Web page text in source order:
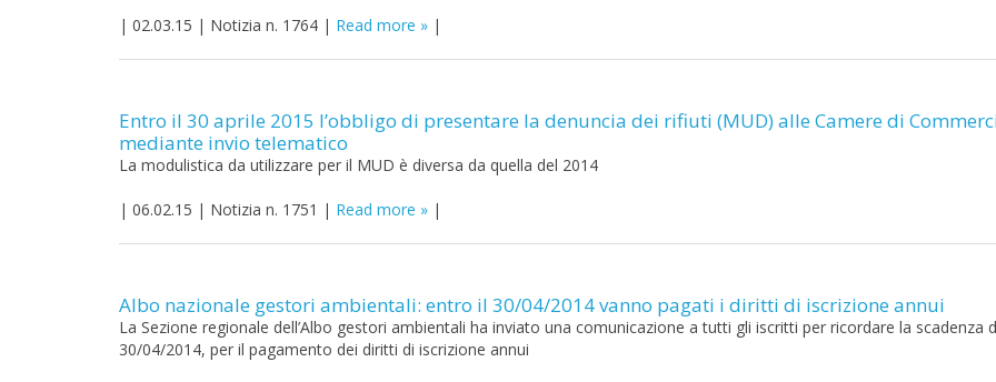
| 02.03.15 | Notizia n. 1764 | Read more |
Entro il 30 aprile 2015 l’obbligo di presentare la denuncia dei rifiuti (MUD) alle Camere di
mediante invio telematico
La modulistica da utilizzare per il MUD è diversa da quella del 2014
| 06.02.15 | Notizia n. 1751 | Read more |
Albo nazionale gestori ambientali: entro il 30/04/2014 vanno pagati i diritti di iscrizione annui
La Sezione regionale dell’Albo gestori ambientali ha inviato una comunicazione a tutti gli iscritti per ricordare la scadenza
30/04/2014, per il pagamento dei diritti di iscrizione annui